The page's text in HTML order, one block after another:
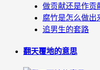
做贡献还是作贡
腐竹是怎么做出
追男生的套路
翻天覆地的意思